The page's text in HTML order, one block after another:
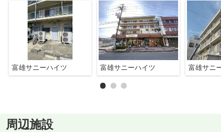
富雄サニーハイツ 富雄サニーハイツ 富雄サニ
周辺施設